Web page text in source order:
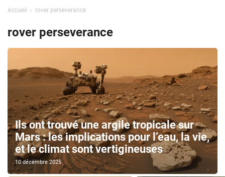
Accueil rover perseverance
rover perseverance
Ils ont trouvé une argile tropicale sur
Mars : les implications pour l’eau, la vie,
et le climat sont vertigineuses
10 décembre 2025